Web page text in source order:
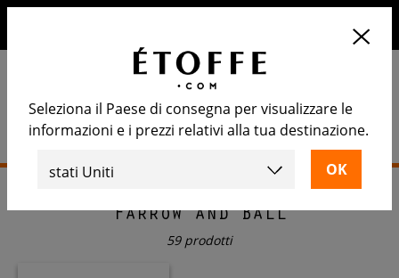
> Carta da parati
Farrow and Ball
59 prodotti
Seleziona il Paese di consegna per visualizzare le
informazioni e i prezzi relativi alla tua destinazione.